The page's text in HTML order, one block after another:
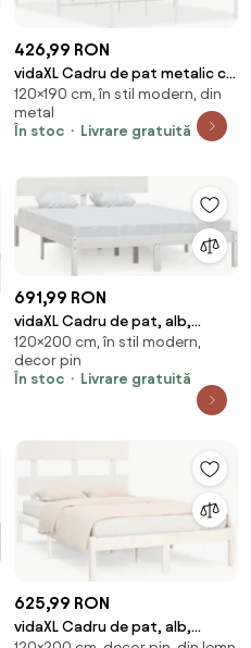
426,99 RON
vidaXL Cadru de pat metalic cu
tăblie, alb, 120x190 cm
120×190 cm, în stil modern, din
metal
În stoc
Livrare gratuită
691,99 RON
vidaXL Cadru de pat, alb,
120x200 cm, lemn masiv de pin
120×200 cm, în stil modern,
decor pin
În stoc
Livrare gratuită
625,99 RON
vidaXL Cadru de pat, alb,